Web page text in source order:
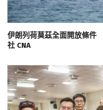
伊朗列荷莫茲全面開放條
社 CNA